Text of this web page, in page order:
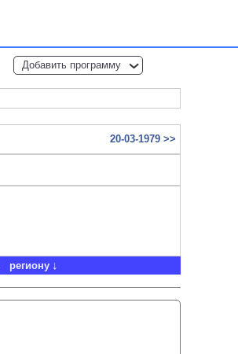
Добавить программу
20-03-1979 >>
региону